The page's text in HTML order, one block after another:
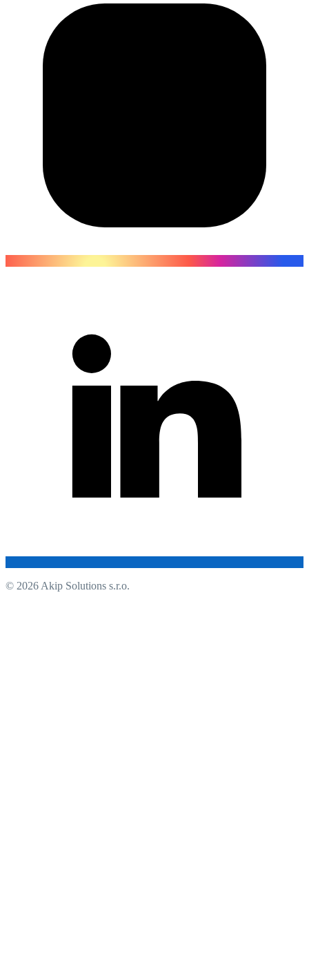
© 2026 Akip Solutions s.r.o.